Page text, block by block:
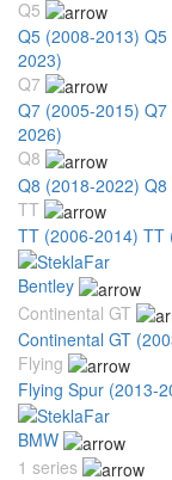
Q5
Q5 (2008-2013) Q5
2023)
Q7
Q7 (2005-2015) Q7
2026)
Q8
Q8 (2018-2022) Q8
TT
TT (2006-2014) TT
Bentley
Continental GT
Continental GT
Flying
Flying Spur (2013-
BMW
1 series